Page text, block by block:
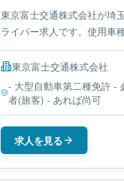
東京富士交通株式会社が埼
ライバー求人です。使用車
大型自動車第二種免許です
東京富士交通株式会社
- 大型自動車第二種免許 -
者(旅客) - あれば尚可
求人を見る